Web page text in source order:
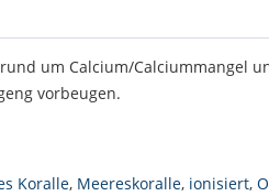
um Calcium/Calciummangel
vorbeugen.
Koralle, Meereskoralle, ionisiert,